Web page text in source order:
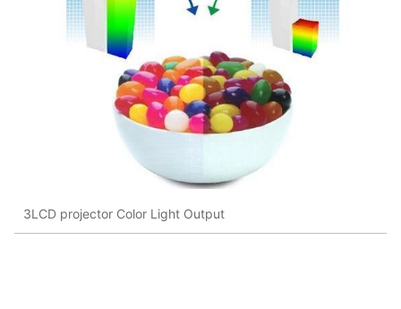
3LCD projector Color Light Output